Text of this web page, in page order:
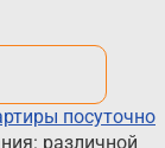
посуточно
различной